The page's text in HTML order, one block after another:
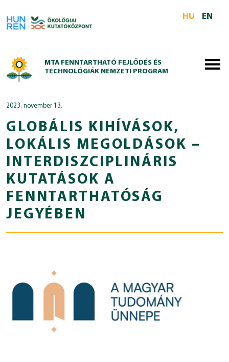
HU
EN
MTA FENNTARTHATÓ FEJLŐDÉS ÉS
TECHNOLÓGIÁK NEMZETI PROGRAM
2023. november 13.
GLOBÁLIS KIHÍVÁSOK,
LOKÁLIS MEGOLDÁSOK –
INTERDISZCIPLINÁRIS
KUTATÁSOK A
FENNTARTHATÓSÁG
JEGYÉBEN